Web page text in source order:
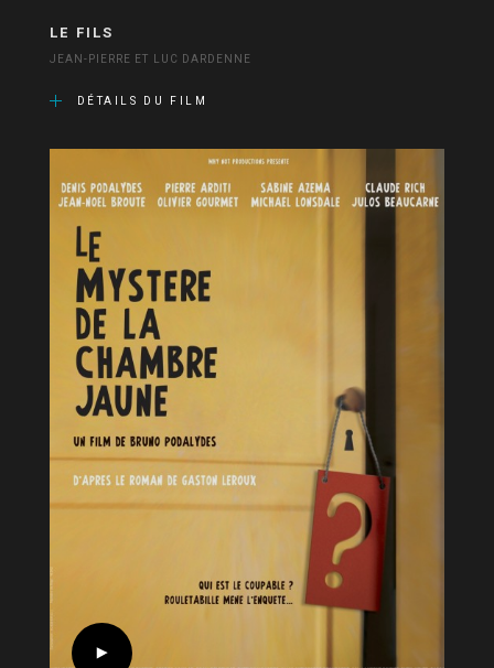
LE FILS
JEAN-PIERRE ET LUC DARDENNE
DÉTAILS DU FILM